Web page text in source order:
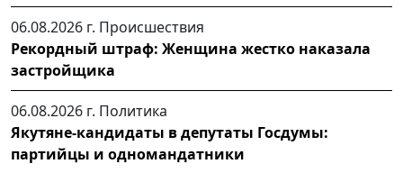
06.08.2026 г. Происшествия
Рекордный штраф: Женщина жестко наказала
застройщика
06.08.2026 г. Политика
Якутяне-кандидаты в депутаты Госдумы:
партийцы и одномандатники